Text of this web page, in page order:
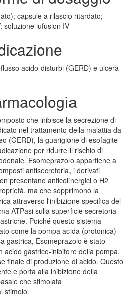
capsule a rilascio ritardato;
soluzione iufusion IV
acido-disturbi (GERD) e ulcera
che inibisce la secrezione di
nel trattamento della malattia da
(GERD), la guarigione di esofagite
per ridurre il rischio di
Esomeprazolo appartiene a
antisecretoria, i derivati
presentano anticolinergici o H2
ma che sopprimono la
attraverso l'inibizione specifica del
ATPasi sulla superficie secretoria
Poiché questo sistema
come la pompa acida (protonica)
gastrica, Esomeprazolo è stato
acido gastrico-inibitore della pompa,
finale di produzione di acido. Questo
e porta alla inibizione della
che stimolata
stimolo.